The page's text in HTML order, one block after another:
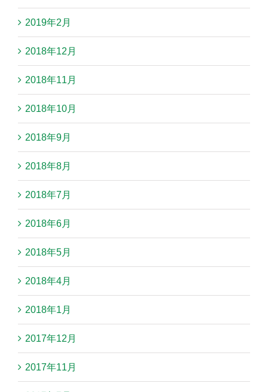
2019年2月
2018年12月
2018年11月
2018年10月
2018年9月
2018年8月
2018年7月
2018年6月
2018年5月
2018年4月
2018年1月
2017年12月
2017年11月